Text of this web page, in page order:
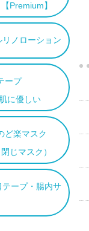
Premium】
リノローション
ープ
に優しい
ど楽マスク
マスク）
テープ・腸内サ